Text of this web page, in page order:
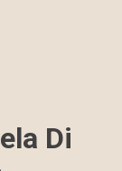
Di